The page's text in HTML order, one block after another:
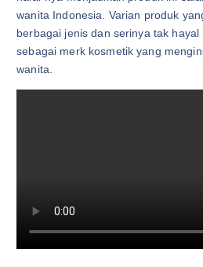
wanita Indonesia. Varian produk
berbagai jenis dan serinya tak hayal
sebagai merk kosmetik yang
wanita.